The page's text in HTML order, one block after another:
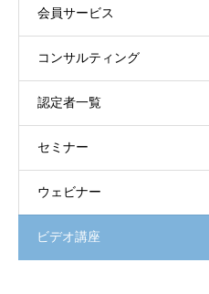
会員サービス
コンサルティング
認定者一覧
セミナー
ウェビナー
ビデオ講座